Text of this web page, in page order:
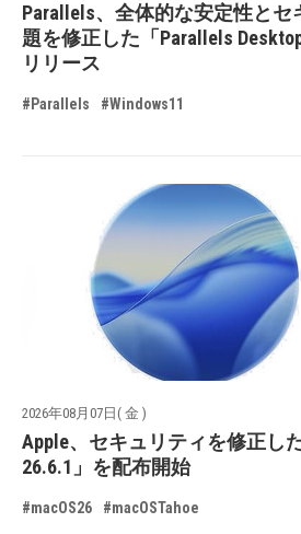
Parallels、全体的な安定性とセ
題を修正した「Parallels
リリース
#Parallels #Windows11
2026年08月07日( 金 )
Apple、セキュリティを修正し
26.6.1」を配布開始
#macOS26 #macOSTahoe